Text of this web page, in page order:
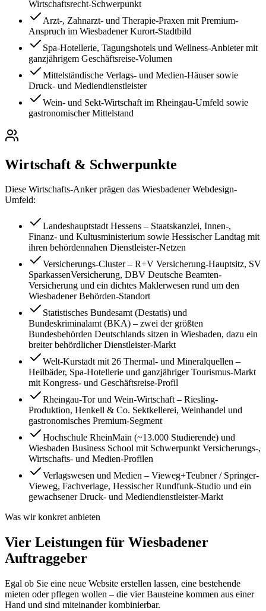
Wirtschaftsrecht-Schwerpunkt
Arzt-, Zahnarzt- und Therapie-Praxen mit Premium-
Anspruch im Wiesbadener Kurort-Stadtbild
Spa-Hotellerie, Tagungshotels und Wellness-Anbieter mit
ganzjährigem Geschäftsreise-Volumen
Mittelständische Verlags- und Medien-Häuser sowie
Druck- und Mediendienstleister
Wein- und Sekt-Wirtschaft im Rheingau-Umfeld sowie
gastronomischer Mittelstand
Wirtschaft & Schwerpunkte
Diese Wirtschafts-Anker prägen das Wiesbadener Webdesign-
Umfeld:
Landeshauptstadt Hessens – Staatskanzlei, Innen-,
Finanz- und Kultusministerium sowie Hessischer Landtag mit
ihren behördennahen Dienstleister-Netzen
Versicherungs-Cluster – R+V Versicherung-Hauptsitz, SV
SparkassenVersicherung, DBV Deutsche Beamten-
Versicherung und ein dichtes Maklerwesen rund um den
Wiesbadener Behörden-Standort
Statistisches Bundesamt (Destatis) und
Bundeskriminalamt (BKA) – zwei der größten
Bundesbehörden Deutschlands sitzen in Wiesbaden, dazu ein
breiter behördlicher Dienstleister-Markt
Welt-Kurstadt mit 26 Thermal- und Mineralquellen –
Heilbäder, Spa-Hotellerie und ganzjähriger Tourismus-Markt
mit Kongress- und Geschäftsreise-Profil
Rheingau-Tor und Wein-Wirtschaft – Riesling-
Produktion, Henkell & Co. Sektkellerei, Weinhandel und
gastronomisches Premium-Segment
Hochschule RheinMain (~13.000 Studierende) und
Wiesbaden Business School mit Schwerpunkt Versicherungs-,
Wirtschafts- und Medien-Profilen
Verlagswesen und Medien – Vieweg+Teubner / Springer-
Vieweg, Fachverlage, Hessischer Rundfunk-Studio und ein
gewachsener Druck- und Mediendienstleister-Markt
Was wir konkret anbieten
Vier Leistungen für Wiesbadener
Auftraggeber
Egal ob Sie eine neue Website erstellen lassen, eine bestehende
mieten oder pflegen wollen – die vier Bausteine kommen aus einer
Hand und sind miteinander kombinierbar.